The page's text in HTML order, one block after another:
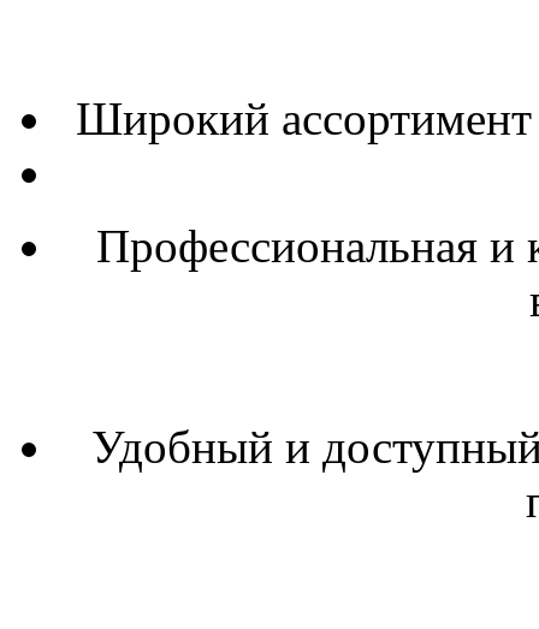
Широкий
Профессиональная и
Удобный и доступный